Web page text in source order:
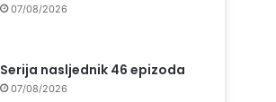
07/08/2026
Serija nasljednik 46 epizoda
07/08/2026